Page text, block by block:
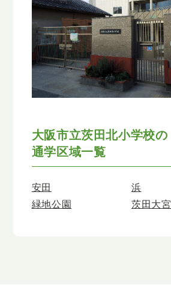
大阪市立茨田北小学校の
通学区域一覧
安田
浜
緑地公園
茨田大宮